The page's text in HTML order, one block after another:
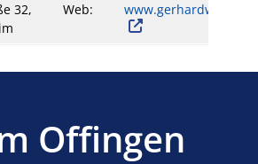
32,
Web: www.gerhardweigl.de
Offingen